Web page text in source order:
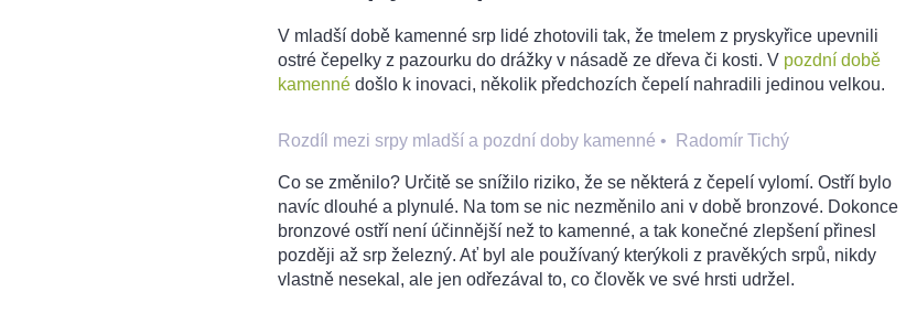
V mladší době kamenné srp lidé zhotovili tak, že tmelem z pryskyřice upevnili
ostré čepelky z pazourku do drážky v násadě ze dřeva či kosti. V pozdní době
kamenné došlo k inovaci, několik předchozích čepelí nahradili jedinou velkou.
Rozdíl mezi srpy mladší a pozdní doby kamenné • Radomír Tichý
Co se změnilo? Určitě se snížilo riziko, že se některá z čepelí vylomí. Ostří bylo
navíc dlouhé a plynulé. Na tom se nic nezměnilo ani v době bronzové. Dokonce
bronzové ostří není účinnější než to kamenné, a tak konečné zlepšení přinesl
později až srp železný. Ať byl ale používaný kterýkoli z pravěkých srpů, nikdy
vlastně nesekal, ale jen odřezával to, co člověk ve své hrsti udržel.